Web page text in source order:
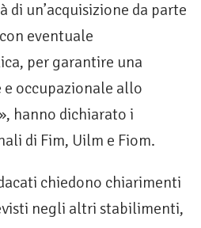
di un’acquisizione da parte
eventuale
per garantire una
occupazionale allo
hanno dichiarato i
di Fim, Uilm e Fiom.
chiedono chiarimenti
negli altri stabilimenti,